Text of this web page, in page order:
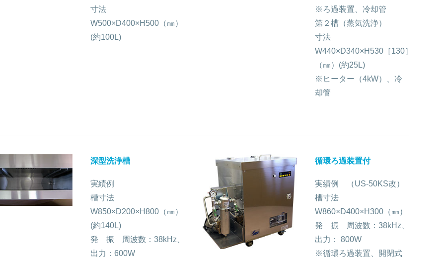
寸法
W500×D400×H500（㎜）
(約100L)
※ろ過装置、冷却管
第２槽（蒸気洗浄）
寸法
W440×D340×H530［130］
（㎜）(約25L)
※ヒーター（4kW）、冷
却管
深型洗浄槽
実績例
槽寸法
W850×D200×H800（㎜）
(約140L)
発 振 周波数：38kHz、
出力：600W
循環ろ過装置付
実績例 （US-50KS改）
槽寸法
W860×D400×H300（㎜）
発 振 周波数：38kHz、
出力： 800W
※循環ろ過装置、開閉式